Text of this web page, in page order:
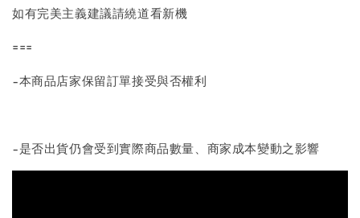
如有完美主義建議請繞道看新機
===
-本商品店家保留訂單接受與否權利
-是否出貨仍會受到實際商品數量、商家成本變動之影響